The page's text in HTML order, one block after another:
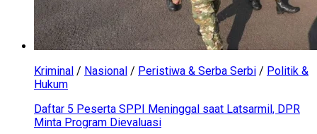
Kriminal / Nasional / Peristiwa & Serba Serbi / Politik &
Hukum
Daftar 5 Peserta SPPI Meninggal saat Latsarmil, DPR
Minta Program Dievaluasi